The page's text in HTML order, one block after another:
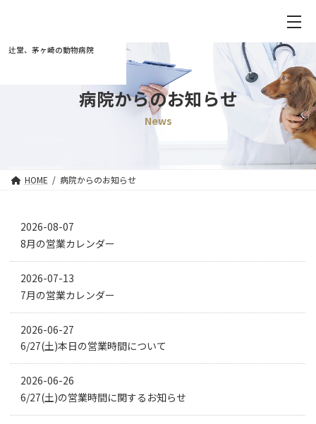
辻堂、茅ヶ崎の動物病院
病院からのお知らせ
News
HOME 病院からのお知らせ
2026-08-07
8月の営業カレンダー
2026-07-13
7月の営業カレンダー
2026-06-27
6/27(土)本日の営業時間について
2026-06-26
6/27(土)の営業時間に関するお知らせ